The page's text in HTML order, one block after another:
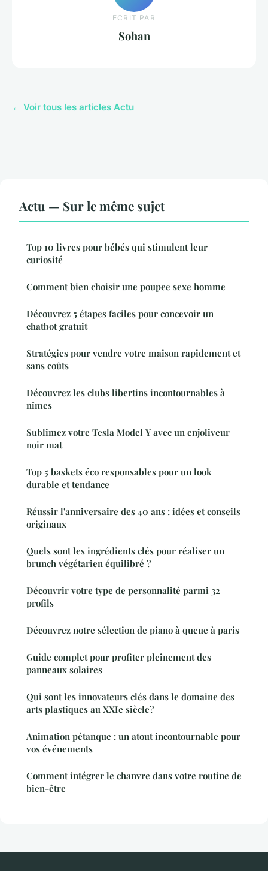
ECRIT PAR
Sohan
← Voir tous les articles Actu
Actu — Sur le même sujet
Top 10 livres pour bébés qui stimulent leur
curiosité
Comment bien choisir une poupee sexe homme
Découvrez 5 étapes faciles pour concevoir un
chatbot gratuit
Stratégies pour vendre votre maison rapidement et
sans coûts
Découvrez les clubs libertins incontournables à
nîmes
Sublimez votre Tesla Model Y avec un enjoliveur
noir mat
Top 5 baskets éco responsables pour un look
durable et tendance
Réussir l'anniversaire des 40 ans : idées et conseils
originaux
Quels sont les ingrédients clés pour réaliser un
brunch végétarien équilibré ?
Découvrir votre type de personnalité parmi 32
profils
Découvrez notre sélection de piano à queue à paris
Guide complet pour profiter pleinement des
panneaux solaires
Qui sont les innovateurs clés dans le domaine des
arts plastiques au XXIe siècle?
Animation pétanque : un atout incontournable pour
vos événements
Comment intégrer le chanvre dans votre routine de
bien-être